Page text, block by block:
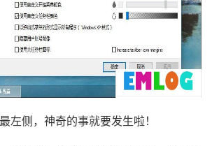
左侧，神奇的事就要发生啦！